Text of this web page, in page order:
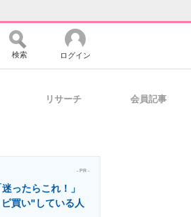
の今がよく分かる
検索 ログイン
リサーチ 会員記事
- PR -
ったらこれ！」
買い"している人